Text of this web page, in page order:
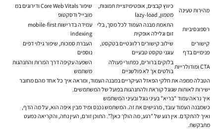
מהירות טעינה
כיווץ קבצים, אופטימיזציית תמונות,
מטמון, lazy-load
שיפור Core Web Vitals ודירוגים במ
מובייל ודסקטופ
רספונסיביות
התאמת מבנה העמוד לכל מסך, בלי
זום וגלילה אופקית
עמידה בדרישות mobile-first
indexing
קישורים
פנימיים בדף
שילוב קישורים רלוונטיים בטקסט,
עוגני טקסט טבעיים
העברת סמכות, שיפור גילוי דפים
נוספים
CTA ומודולרייות
בלוקים ברורים, כפתורי פעולה
בולטים אך לא פולשניים
השפעה עקיפה דרך המרות והתנהגות
משתמש
הטבלה ממפה את חלקי הפאזל העיקריים במבנה העמוד, ומראה איך כל אחד מהם מחובר
ישירות לאותות שגוגל קוראת ולהתנהגות בפועל של המשתמשים.
איך נראה עמוד "בריא" בעיני גוגל ובעיני המשתמש
כשמבנה העמוד עובד, מרגישים את זה. המשתמש נכנס ומיד מבין איפה הוא, על מה הדף,
ואיך להתקדם. אין רגע של "רגע, מה הולך כאן?". התוכן זורם, העין נחה, והקריאה כמעט
מתבקשת.